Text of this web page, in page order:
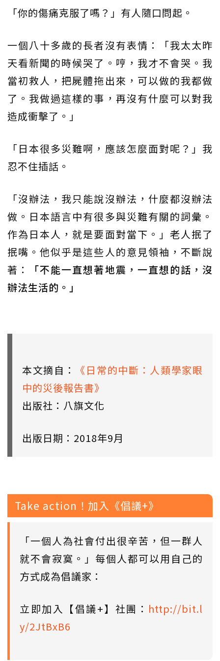
「你的傷痛克服了嗎？」有人隨口問起。
一個八十多歲的長者沒有表情：「我太太昨
天看新聞的時候哭了。哼，我才不會哭。我
當初救人，把屍體拖出來，可以做的我都做
了。我做過這樣的事，再沒有什麼可以對我
造成衝擊了。」
「日本很多災難啊，應該怎麼面對呢？」我
忍不住插話。
「沒辦法，我只能說沒辦法，什麼都沒辦法
做。日本語言中有很多與災難有關的詞彙。
作為日本人，就是要面對當下。」老人抿了
抿嘴。他似乎是這些人的意見領袖，不斷說
著：
「不能一直想著地震，一直想的話，沒
辦法生活的。」
本文摘自：
《日常的中斷：人類學家眼
中的災後報告書》
出版社：八旗文化
出版日期：2018年9月
Take action！加入《倡議+》
「一個人為社會付出很辛苦，但一群人
就不會寂寞。」每個人都可以用自己的
方式成為倡議家：
立即加入【倡議+】社團： http://bit.l
y/2JtBxB6